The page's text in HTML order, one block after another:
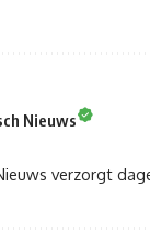
Nieuws
verzorgt